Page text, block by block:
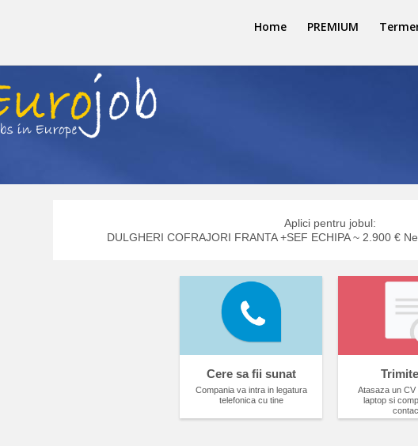
Home PREMIUM
Aplici pentru jobul:
DULGHERI COFRAJORI FRANTA +SEF ECHIPA ~ 2.900 €
Cere sa fii sunat
Compania va intra in legatura
telefonica cu tine
Atasaza un CV
laptop si